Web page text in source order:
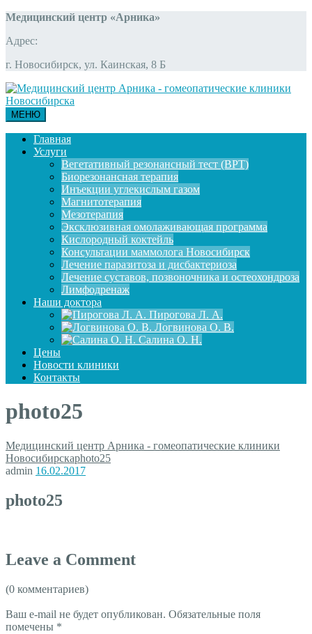
Медицинский центр «Арника»
Адрес:
г. Новосибирск, ул. Каинская, 8 Б
МЕНЮ
Главная
Услуги
Вегетативный резонансный тест (ВРТ)
Биорезонансная терапия
Инъекции углекислым газом
Магнитотерапия
Мезотерапия
Эксклюзивная омолаживающая программа
Кислородный коктейль
Консультации маммолога Новосибирск
Лечение паразитоза и дисбактериоза
Лечение суставов, позвоночника и остеохондроза
Лимфодренаж
Наши доктора
Пирогова Л. А.
Логвинова О. В.
Салина О. Н.
Цены
Новости клиники
Контакты
photo25
Медицинский центр Арника - гомеопатические клиники
Новосибирскаphoto25
admin 16.02.2017
photo25
Leave a Comment
(0 комментариев)
Ваш e-mail не будет опубликован. Обязательные поля
помечены *